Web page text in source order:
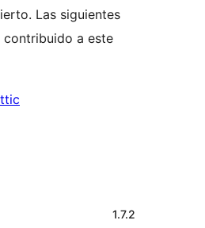
Las siguientes
contribuido a este
1.7.2